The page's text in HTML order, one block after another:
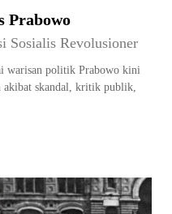
Prabowo
Sosialis Revolusioner
warisan politik Prabowo kini
akibat skandal, kritik publik,